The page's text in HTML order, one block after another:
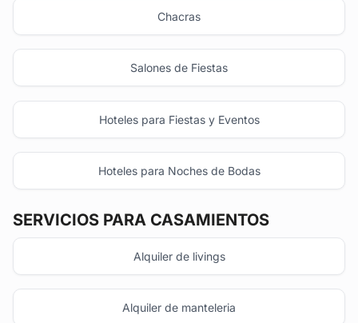
Chacras
Salones de Fiestas
Hoteles para Fiestas y Eventos
Hoteles para Noches de Bodas
SERVICIOS PARA CASAMIENTOS
Alquiler de livings
Alquiler de manteleria